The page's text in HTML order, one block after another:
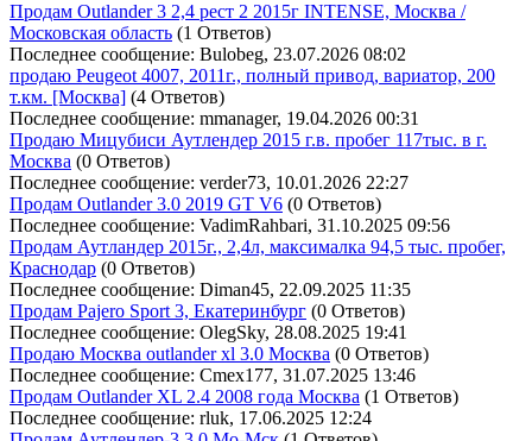
Продам Outlander 3 2,4 рест 2 2015г INTENSE, Москва /
Московская область (1 Ответов)
Последнее сообщение: Bulobeg, 23.07.2026 08:02
продаю Peugeot 4007, 2011г., полный привод, вариатор, 200
т.км. [Москва] (4 Ответов)
Последнее сообщение: mmanager, 19.04.2026 00:31
Продаю Мицубиси Аутлендер 2015 г.в. пробег 117тыс. в г.
Москва (0 Ответов)
Последнее сообщение: verder73, 10.01.2026 22:27
Продам Outlander 3.0 2019 GT V6 (0 Ответов)
Последнее сообщение: VadimRahbari, 31.10.2025 09:56
Продам Аутландер 2015г., 2,4л, максималка 94,5 тыс. пробег,
Краснодар (0 Ответов)
Последнее сообщение: Diman45, 22.09.2025 11:35
Продам Pajero Sport 3, Екатеринбург (0 Ответов)
Последнее сообщение: OlegSky, 28.08.2025 19:41
Продаю Москва outlander xl 3.0 Москва (0 Ответов)
Последнее сообщение: Cmex177, 31.07.2025 13:46
Продам Outlander XL 2.4 2008 года Москва (1 Ответов)
Последнее сообщение: rluk, 17.06.2025 12:24